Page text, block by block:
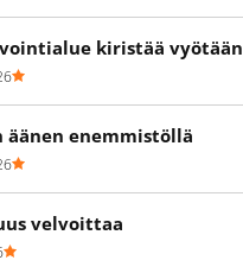
kiristää vyötään
äänen enemmistöllä
velvoittaa